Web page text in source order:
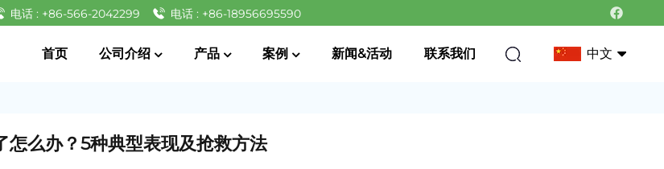
电话 : +86-566-2042299 电话 : +86-18956695590
首页 公司介绍 产品 案例 新闻&活动 联系我们 中文
怎么办？5种典型表现及抢救方法